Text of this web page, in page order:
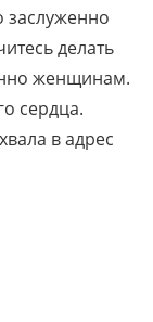
заслуженно
делать
женщинам.
сердца.
в адрес